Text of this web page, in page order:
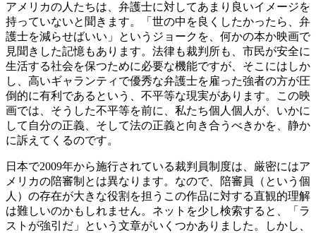
アメリカの人たちは、弁護士に対してあまり良いイメージを
持っていないと聞きます。「世の中を良くしたかったら、弁
護士を減らせばいい」というジョークを、何かの本か映画で
見聞きした記憶もあります。法律も裁判所も、市民が安全に
生活する社会を保つために必要な機能ですが、そこにはしか
し、高いギャランティで優秀な弁護士を雇った強者の方が圧
倒的に有利であるという、不平等な現実があります。この映
画では、そうした不平等を前に、私たち個人個人が、いかに
して自分の正義、そして法の正義と向き合うべきかを、静か
に訴えてくるのです。
日本で2009年から施行されている裁判員制度は、厳密にはア
メリカの陪審制とは異なります。なので、陪審員（という個
人）の存在が大きな役割を担うこの作品に対する直観的理解
は難しいのかもしれません。ネットを少し検索すると、「ラ
ストが強引だ」という文章がいくつかありました。しかし、